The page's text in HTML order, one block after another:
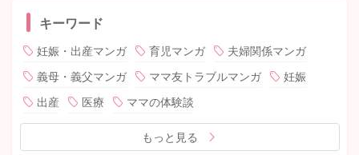
キーワード
妊娠・出産マンガ 育児マンガ
夫婦関係マンガ
義母・義父マンガ
ママ友トラブルマンガ
妊娠
出産
医療 ママの体験談
もっと見る